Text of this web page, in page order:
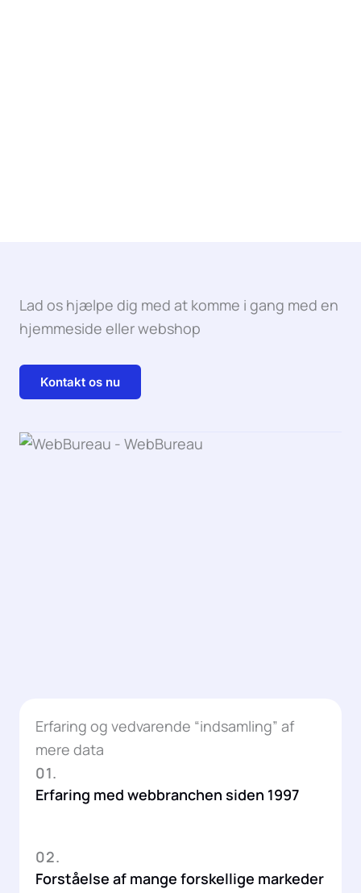
Lad os hjælpe dig med at komme i gang med en
hjemmeside eller webshop
Kontakt os nu
Erfaring og vedvarende “indsamling” af
mere data
01.
Erfaring med webbranchen siden 1997
02.
Forståelse af mange forskellige markeder